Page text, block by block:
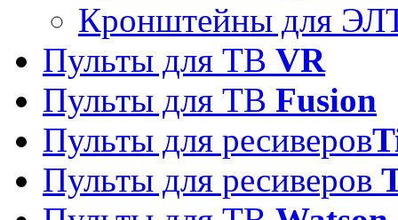
Кронштейны для
Пульты для ТВ VR
Пульты для ТВ Fusion
Пульты для ресиверов
Пульты для ресиверов